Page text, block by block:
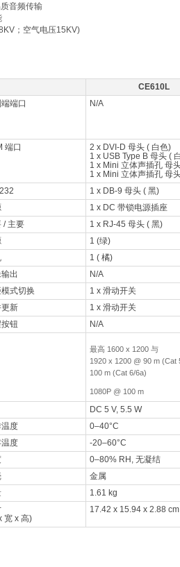
音频传输
；空气电压15KV)
CE610L
端口 N/A
端口
2 x DVI-D 母头 ( 白色)
1 x USB Type B 母头 (
1 x Mini 立体声插孔 母
1 x Mini 立体声插孔 母
1 x DB-9 母头 ( 黑)
1 x DC 带锁电源插座
/ 主要
1 x RJ-45 母头 ( 黑)
1 (绿)
1 ( 橘)
出
N/A
式切换
1 x 滑动开关
更新
1 x 滑动开关
钮 N/A
最高 1600 x 1200 与
1920 x 1200 @ 90 m (Cat
100 m (Cat 6/6a)
1080P @ 100 m
DC 5 V, 5.5 W
度
0–40°C
度
-20–60°C
0–80% RH, 无凝结
金属
1.61 kg
宽 x 高)
17.42 x 15.94 x 2.88 cm